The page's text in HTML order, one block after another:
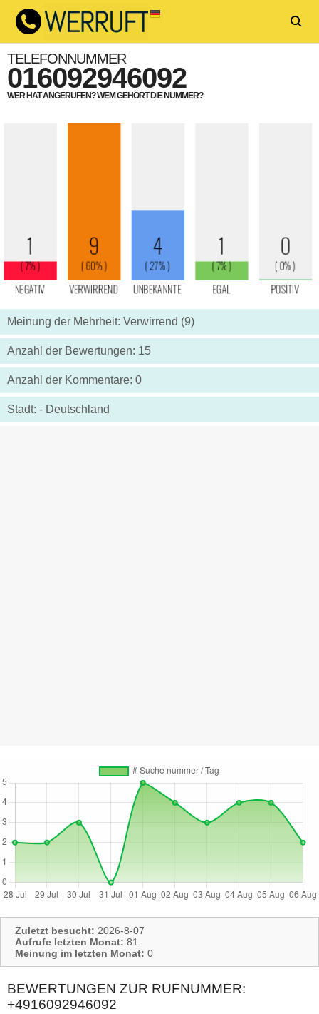
TELEFONNUMMER
016092946092
WER HAT ANGERUFEN? WEM GEHÖRT DIE NUMMER?
Meinung der Mehrheit: Verwirrend (9)
Anzahl der Bewertungen: 15
Anzahl der Kommentare: 0
Stadt: - Deutschland
Zuletzt besucht: 2026-8-07
Aufrufe letzten Monat: 81
Meinung im letzten Monat: 0
BEWERTUNGEN ZUR RUFNUMMER:
+4916092946092